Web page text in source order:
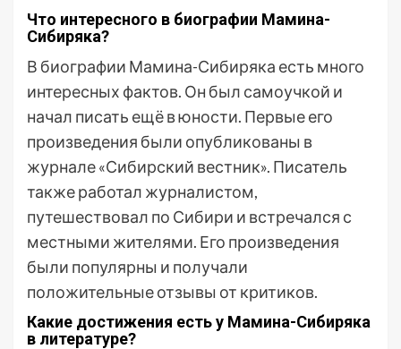
Что интересного в биографии Мамина-
Сибиряка?
В биографии Мамина-Сибиряка есть много
интересных фактов. Он был самоучкой и
начал писать ещё в юности. Первые его
произведения были опубликованы в
журнале «Сибирский вестник». Писатель
также работал журналистом,
путешествовал по Сибири и встречался с
местными жителями. Его произведения
были популярны и получали
положительные отзывы от критиков.
Какие достижения есть у Мамина-Сибиряка
в литературе?